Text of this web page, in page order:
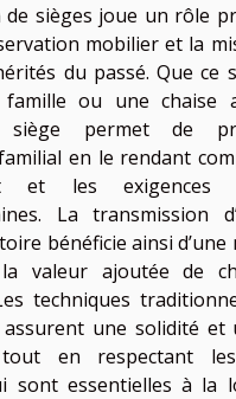
de sièges joue un rôle
mobilier et la
du passé. Que ce
ou une chaise
siège permet de
en le rendant
et les exigences
La transmission
bénéficie ainsi d’une
valeur ajoutée de
techniques
assurent une solidité et
en respectant les
sont essentielles à la